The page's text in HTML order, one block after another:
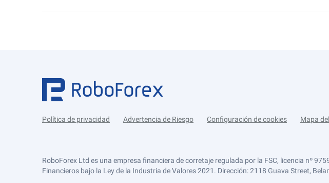
Política de privacidad Advertencia de Riesgo Configuración de cookies Mapa
RoboForex Ltd es una empresa financiera de corretaje regulada por la FSC, licencia nº
Financieros bajo la Ley de la Industria de Valores 2021. Dirección: 2118 Guava Street,